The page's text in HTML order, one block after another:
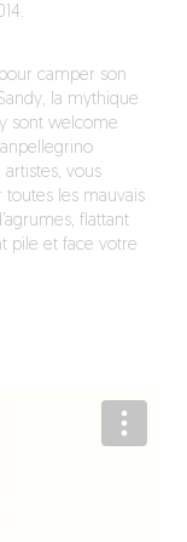
camper son
la mythique
sont welcome
artistes, vous
les mauvais
flattant
pile et face votre